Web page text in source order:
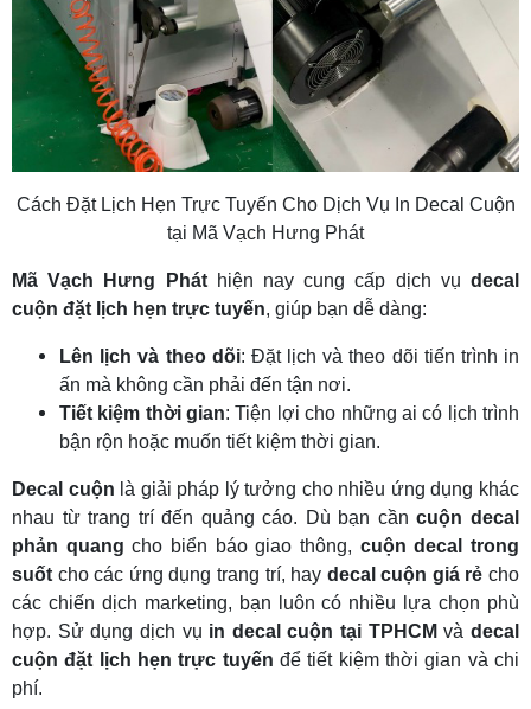
Cách Đặt Lịch Hẹn Trực Tuyến Cho Dịch Vụ In Decal Cuộn
tại Mã Vạch Hưng Phát
Mã Vạch Hưng Pháthiện nay cung cấp dịch vụdecal
cuộn đặt lịch hẹn trực tuyến, giúp bạn dễ dàng:
Lên lịch và theo dõi: Đặt lịch và theo dõi tiến trình in
ấn mà không cần phải đến tận nơi.
Tiết kiệm thời gian: Tiện lợi cho những ai có lịch trình
bận rộn hoặc muốn tiết kiệm thời gian.
Decal cuộn là giải pháp lý tưởng cho nhiều ứng dụng khác
nhau từ trang trí đến quảng cáo. Dù bạn cầncuộn decal
phản quang cho biển báo giao thông, cuộn decal trong
suốt cho các ứng dụng trang trí, hay decal cuộn giá rẻ cho
các chiến dịch marketing, bạn luôn có nhiều lựa chọn phù
hợp. Sử dụng dịch vụ in decal cuộn tại TPHCM vàdecal
cuộn đặt lịch hẹn trực tuyến để tiết kiệm thời gian và chi
phí.